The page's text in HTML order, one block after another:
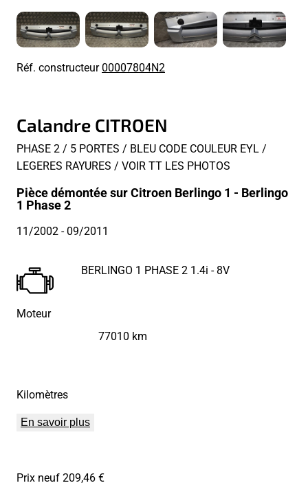
Réf. constructeur00007804N2
Calandre CITROEN
PHASE 2 / 5 PORTES / BLEU CODE COULEUR EYL /
LEGERES RAYURES / VOIR TT LES PHOTOS
Pièce démontée sur Citroen Berlingo 1 - Berlingo
1 Phase 2
11/2002 - 09/2011
Moteur
BERLINGO 1 PHASE 2 1.4i - 8V
Kilomètres
77010 km
En savoir plus
Prix neuf 209,46 €